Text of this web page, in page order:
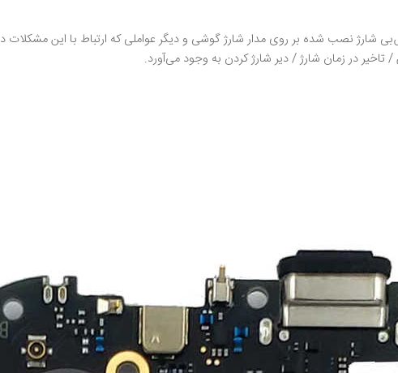
شارژ نصب شده بر روی مدار شارژ گوشی و دیگر عواملی که ارتباط با این مشکلات
در زمان شارژ / دیر شارژ کردن به وجود می‌آورد.